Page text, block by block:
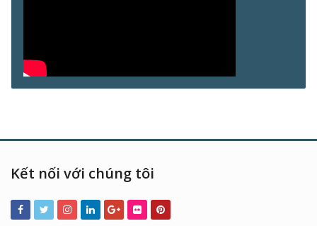
Kết nối với chúng tôi